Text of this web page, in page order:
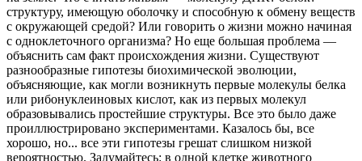
структуру, имеющую оболочку и способную к обмену веществ
с окружающей средой? Или говорить о жизни можно начиная
с одноклеточного организма? Но еще большая проблема —
объяснить сам факт происхождения жизни. Существуют
разнообразные гипотезы биохимической эволюции,
объясняющие, как могли возникнуть первые молекулы белка
или рибонуклеиновых кислот, как из первых молекул
образовывались простейшие структуры. Все это было даже
проиллюстрировано экспериментами. Казалось бы, все
хорошо, но... все эти гипотезы грешат слишком низкой
вероятностью. Задумайтесь: в одной клетке животного